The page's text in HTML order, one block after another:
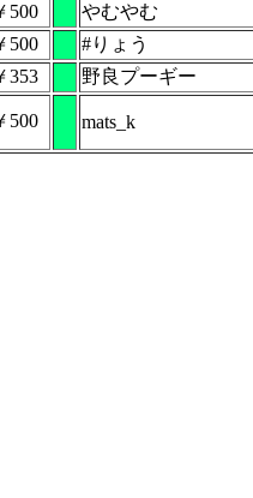
500
やむやむ
500
#りょう
353 野良プーギー
500 mats_k